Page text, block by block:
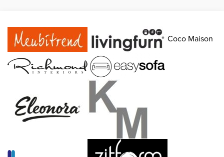
Coco Maison